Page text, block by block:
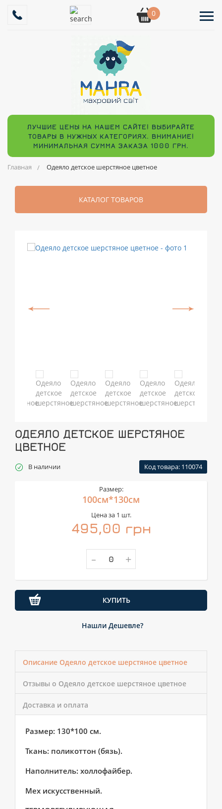
0
ЛУЧШИЕ ЦЕНЫ НА НАШЕМ САЙТЕ! ВЫБИРАЙТЕ
ТОВАРЫ В НУЖНЫХ КАТЕГОРИЯХ. ВНИМАНИЕ!
МИНИМАЛЬНАЯ СУММА ЗАКАЗА 1000 ГРН.
Главная Одеяло детское шерстяное цветное
КАТАЛОГ ТОВАРОВ
ОДЕЯЛО ДЕТСКОЕ ШЕРСТЯНОЕ
ЦВЕТНОЕ
В наличии Код товара: 110074
Размер:
100см*130см
Цена за 1 шт.
495,00 грн
- +
КУПИТЬ
Нашли Дешевле?
Описание Одеяло детское шерстяное цветное
Отзывы о Одеяло детское шерстяное цветное
Доставка и оплата
Размер: 130*100 см.
Ткань: поликоттон (бязь).
Наполнитель: холлофайбер.
Мех искусственный.